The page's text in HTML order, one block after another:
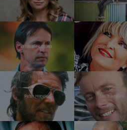
František Straka Chantal Poullain
Peter Habeler Jan Trávníček